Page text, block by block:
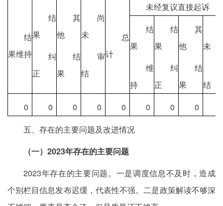
结
果维持
结
果
纠
正
其
他
结
果
尚
未
审
结
总
计
未经复议直接起诉
结
果
维
持
结
果
纠
正
其
他
结
果
未
结
0
0 0 0 0 0 0 0
五、存在的主要问题及改进情况
（一） 2023年存在的主要问题
2023年存在的主要问题。一是调度信息不及时，造成
个别栏目信息发布迟缓，代表性不强。二是政策解读不够深